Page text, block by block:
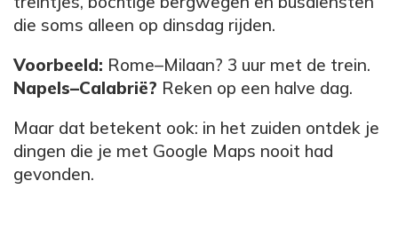
die soms alleen op dinsdag rijden.
Voorbeeld: Rome–Milaan? 3 uur met de trein.
Napels–Calabrië? Reken op een halve dag.
Maar dat betekent ook: in het zuiden ontdek je
dingen die je met Google Maps nooit had
gevonden.